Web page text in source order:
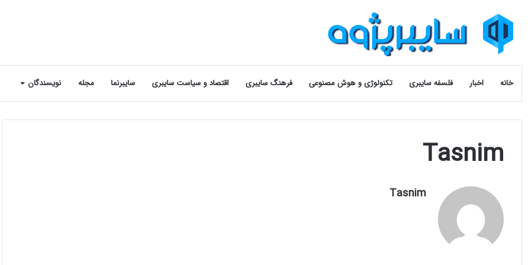
خانه اخبار فلسفه سایبری تکنولوژی و هوش مصنوعی فرهنگ سایبری اقتصاد و سیاست سایبری سایبرنما مجله نویسندگان
Tasnim
Tasnim